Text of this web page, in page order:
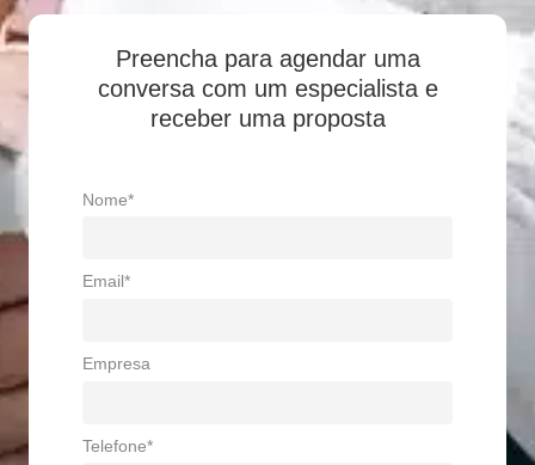
Preencha para agendar uma
conversa com um especialista e
receber uma proposta
Nome*
Email*
Empresa
Telefone*